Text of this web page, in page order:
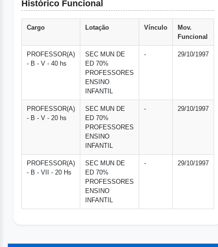
Histórico Funcional
Cargo Lotação Vínculo
Mov.
Funcional
PROFESSOR(A)
- B - V - 40 hs
SEC MUN DE
ED 70%
PROFESSORES
ENSINO
INFANTIL
- 29/10/1997
PROFESSOR(A)
- B - V - 20 hs
SEC MUN DE
ED 70%
PROFESSORES
ENSINO
INFANTIL
- 29/10/1997
PROFESSOR(A)
- B - VII - 20 Hs
SEC MUN DE
ED 70%
PROFESSORES
ENSINO
INFANTIL
- 29/10/1997